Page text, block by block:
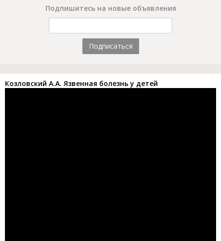
Подпишитесь на новые объявления
Подписаться
Козловский А.А. Язвенная болезнь у детей